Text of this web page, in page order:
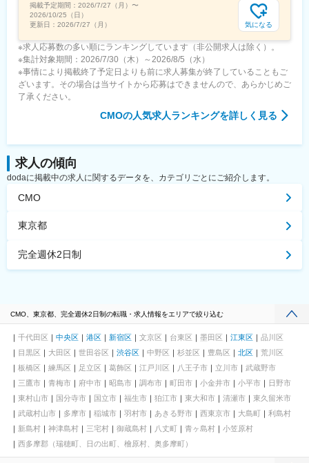
掲載予定期間： 2026/7/27（月） 〜
2026/10/25（日）
更新日： 2026/7/27（月） 気になる
※求人応募数の多い順にランキングしています（非公開求人は除く）。
※集計対象期間：2026/7/30（木）～2026/8/5（水）
※事情により掲載終了予定日よりも前に求人募集が終了していることもご
ざいます。その場合は当サイトから応募はできませんので、あらかじめご
了承ください。
CMOの人気求人ランキングを詳しく見る
求人の傾向
dodaに掲載中の求人に関するデータを、カテゴリごとにご紹介します。
CMO
東京都
完全週休2日制
CMO、東京都、完全週休2日制の転職・求人情報をエリアで絞り込む
千代田区 中央区 港区 新宿区 文京区 台東区 墨田区 江東区
品川区
目黒区
大田区 世田谷区 渋谷区 中野区 杉並区 豊島区 北区
荒川区
板橋区
練馬区 足立区 葛飾区 江戸川区 八王子市 立川市
武蔵野市
三鷹市
青梅市 府中市 昭島市 調布市 町田市 小金井市 小平市
日野市
東村山市
国分寺市 国立市 福生市 狛江市 東大和市 清瀬市
東久留米市
武蔵村山市
多摩市 稲城市 羽村市 あきる野市 西東京市 大島町
利島村
新島村
神津島村 三宅村 御蔵島村 八丈町 青ヶ島村
小笠原村
西多摩郡（瑞穂町、日の出町、檜原村、奥多摩町）